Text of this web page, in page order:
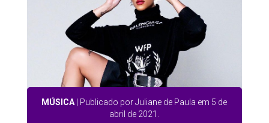
MÚSICA | Publicado por Juliane de Paula em 5 de
abril de 2021.